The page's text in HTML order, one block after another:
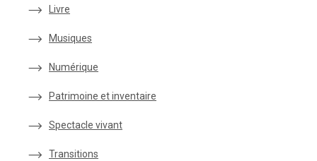
Livre
Musiques
Numérique
Patrimoine et inventaire
Spectacle vivant
Transitions